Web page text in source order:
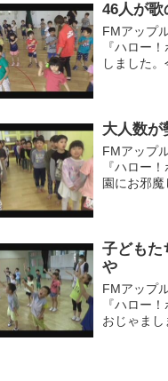
46人が歌
FMアップ
『ハロー
しました
大人数
FMアップ
『ハロー
園にお邪
子どもた
や
FMアップ
『ハロー
おじゃまし